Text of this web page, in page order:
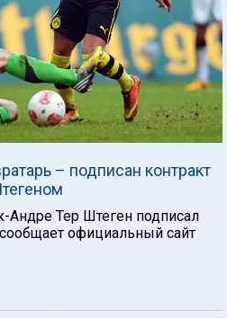
– подписан контракт
Тер Штеген подписал
официальный сайт